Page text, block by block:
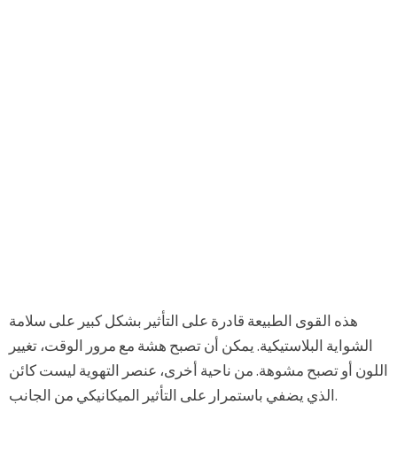
هذه القوى الطبيعة قادرة على التأثير بشكل كبير على سلامة
الشواية البلاستيكية. يمكن أن تصبح هشة مع مرور الوقت، تغيير
اللون أو تصبح مشوهة. من ناحية أخرى، عنصر التهوية ليست كائن
الذي يضفي باستمرار على التأثير الميكانيكي من الجانب.